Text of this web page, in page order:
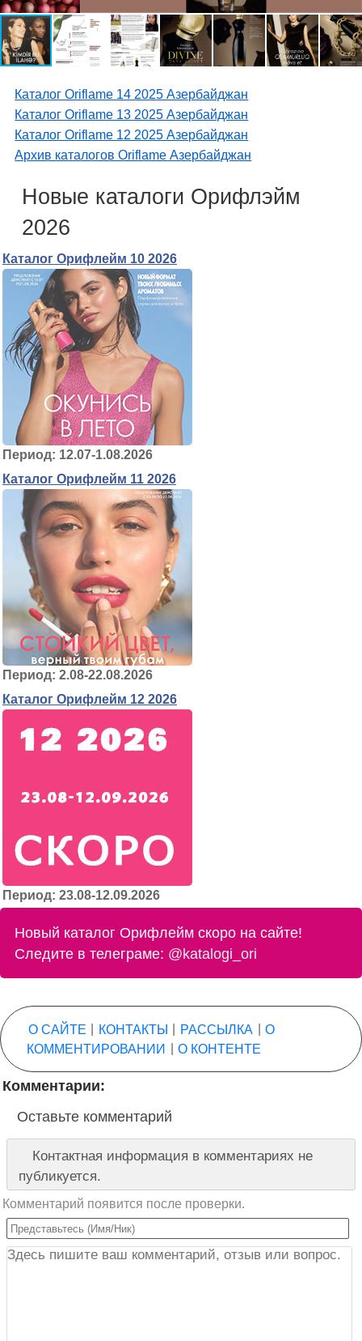
Каталог Oriflame 14 2025 Азербайджан
Каталог Oriflame 13 2025 Азербайджан
Каталог Oriflame 12 2025 Азербайджан
Архив каталогов Oriflame Азербайджан
Новые каталоги Орифлэйм
2026
Каталог Орифлейм 10 2026
Период: 12.07-1.08.2026
Каталог Орифлейм 11 2026
Период: 2.08-22.08.2026
Каталог Орифлейм 12 2026
Период: 23.08-12.09.2026
Новый каталог Орифлейм скоро на сайте!
Следите в телеграме: @katalogi_ori
О САЙТЕ КОНТАКТЫ РАССЫЛКА
О
КОММЕНТИРОВАНИИ
О КОНТЕНТЕ
Комментарии:
Оставьте комментарий
Контактная информация в комментариях не
публикуется.
Комментарий появится после проверки.